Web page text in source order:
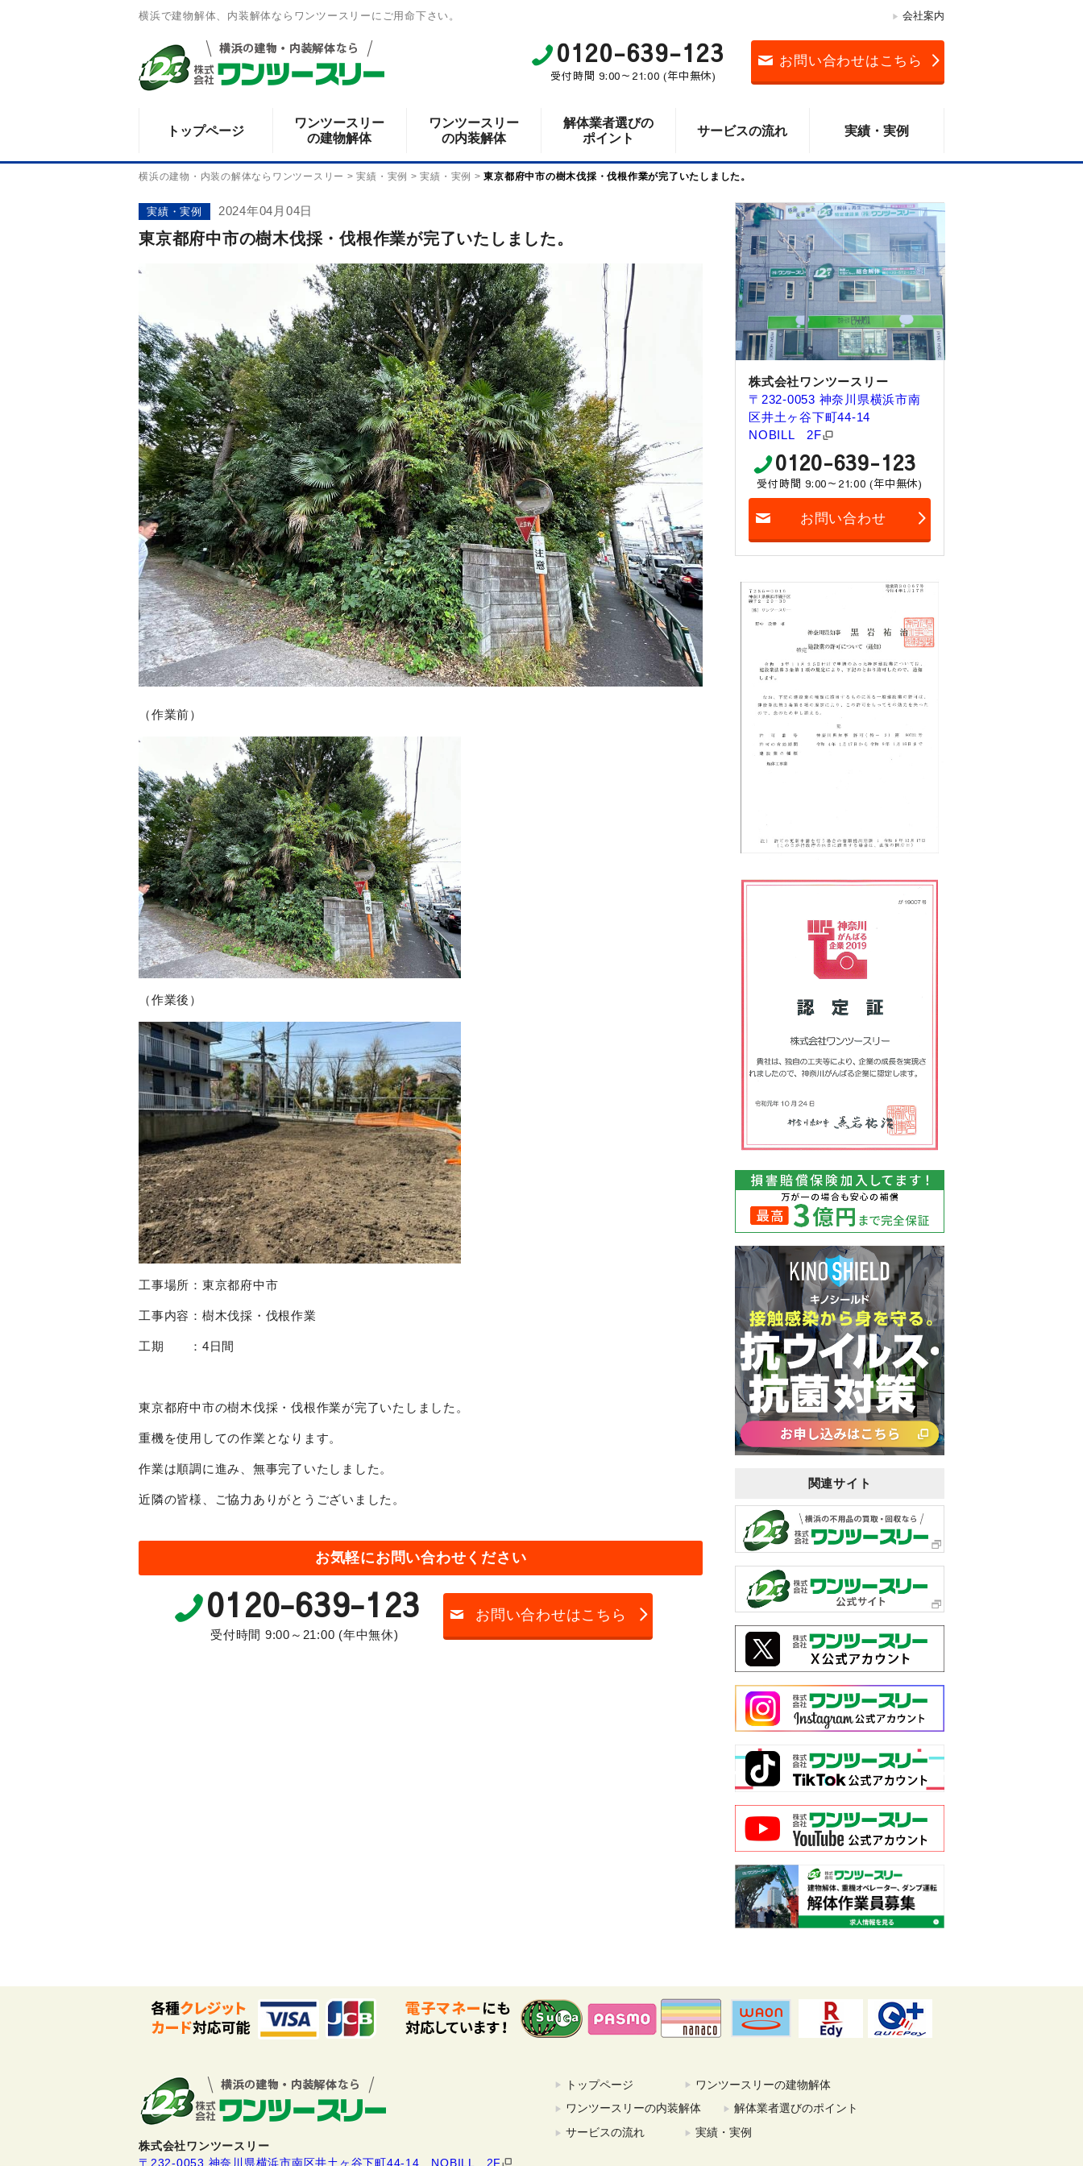
横浜で建物解体、内装解体ならワンツースリーにご用命下さい。 会社案内
0120-639-123
受付時間 9:00～21:00 (年中無休)
お問い合わせはこちら
トップページ
ワンツースリー
の建物解体
ワンツースリー
の内装解体
解体業者選びの
ポイント
サービスの流れ 実績・実例
横浜の建物・内装の解体ならワンツースリー >実績・実例 >実績・実例 >東京都府中市の樹木伐採・伐根作業が完了いたしました。
実績・実例 2024年04月04日
東京都府中市の樹木伐採・伐根作業が完了いたしました。
（作業前）
（作業後）
工事場所：東京都府中市
工事内容：樹木伐採・伐根作業
工期 ：4日間
東京都府中市の樹木伐採・伐根作業が完了いたしました。
重機を使用しての作業となります。
作業は順調に進み、無事完了いたしました。
近隣の皆様、ご協力ありがとうございました。
お気軽にお問い合わせください
0120-639-123
受付時間 9:00～21:00 (年中無休)
お問い合わせはこちら
株式会社ワンツースリー
〒232-0053 神奈川県横浜市南
区井土ヶ谷下町44-14
NOBILL 2F
0120-639-123
受付時間 9:00～21:00 (年中無休)
お問い合わせ
関連サイト
株式会社ワンツースリー
〒232-0053 神奈川県横浜市南区井土ヶ谷下町44-14 NOBILL 2F
トップページ
ワンツースリーの建物解体
ワンツースリーの内装解体
解体業者選びのポイント
サービスの流れ
実績・実例